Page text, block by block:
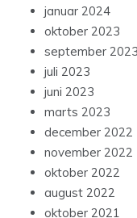
januar 2024
oktober 2023
september 2023
juli 2023
juni 2023
marts 2023
december 2022
november 2022
oktober 2022
august 2022
oktober 2021